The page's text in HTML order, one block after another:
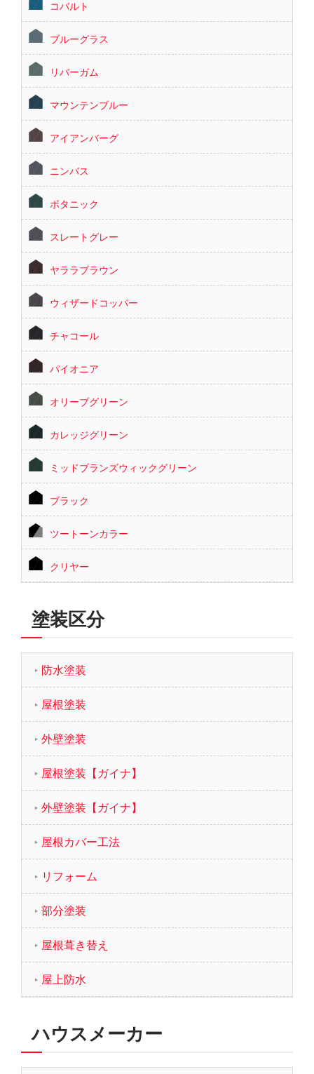
コバルト
ブルーグラス
リバーガム
マウンテンブルー
アイアンバーグ
ニンバス
ボタニック
スレートグレー
ヤララブラウン
ウィザードコッパー
チャコール
パイオニア
オリーブグリーン
カレッジグリーン
ミッドブランズウィックグリーン
ブラック
ツートーンカラー
クリヤー
塗装区分
防水塗装
屋根塗装
外壁塗装
屋根塗装【ガイナ】
外壁塗装【ガイナ】
屋根カバー工法
リフォーム
部分塗装
屋根葺き替え
屋上防水
ハウスメーカー